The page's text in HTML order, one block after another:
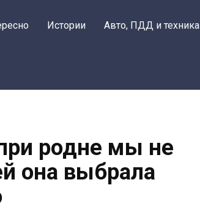
Истории Авто, ПДД и техника
родне мы не
она выбрала